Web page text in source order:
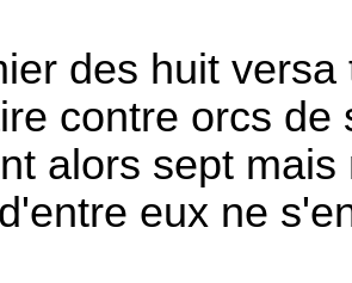
des huit
contre orcs de
alors sept
eux ne